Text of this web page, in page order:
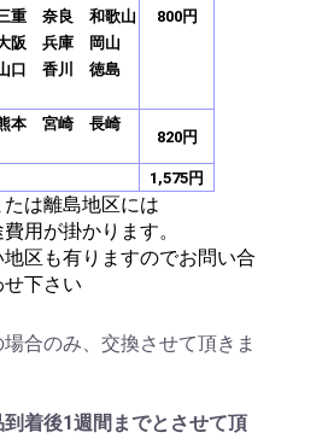
重 奈良 和歌山
阪 兵庫 岡山
口 香川 徳島
800円
本 宮崎 長崎
820円
1,575円
は離島地区には
用が掛かります。
区も有りますのでお問い合
せ下さい
合のみ、交換させて頂きま
着後1週間までとさせて頂